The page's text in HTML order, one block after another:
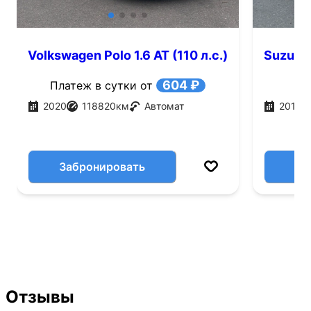
Volkswagen Polo 1.6 AT (110 л.с.)
Платеж в сутки от 604 ₽
2020 118820км Автомат
Забронировать
Suzuki
2016
Отзывы